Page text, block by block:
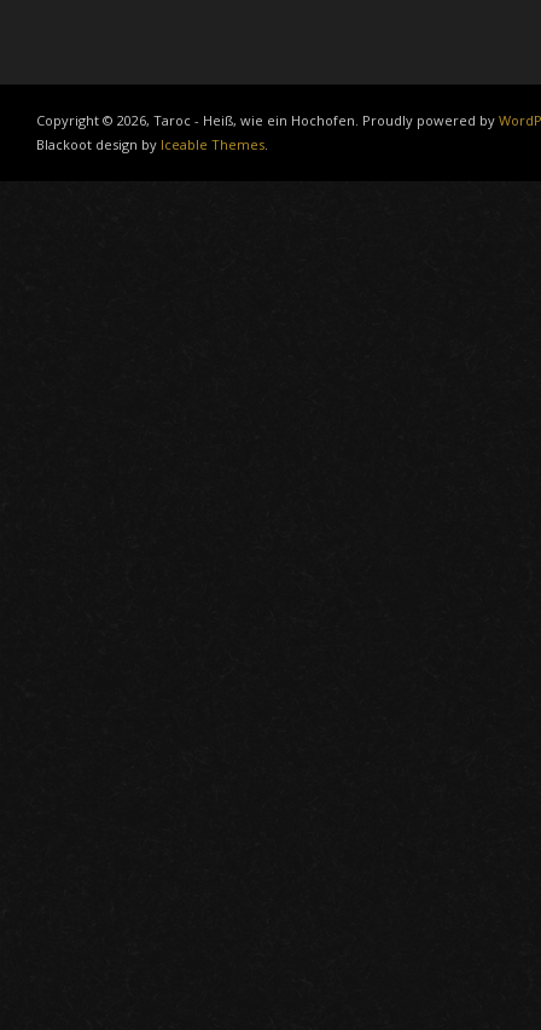
Copyright © 2026, Taroc - Heiß, wie ein Hochofen. Proudly powered by
Blackoot design by Iceable Themes